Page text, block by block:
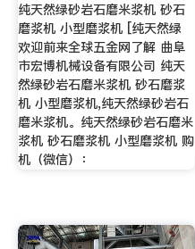
纯天然绿砂岩石磨米浆机 砂石
磨浆机 小型磨浆机 [纯天然绿
欢迎前来全球五金网了解 曲阜
市宏博机械设备有限公司 纯天
然绿砂岩石磨米浆机 砂石磨浆
机 小型磨浆机,纯天然绿砂岩石
磨米浆机。纯天然绿砂岩石磨米
浆机 砂石磨浆机 小型磨浆机 购
机（微信）：